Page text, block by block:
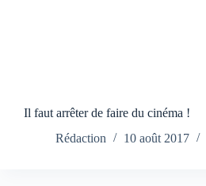
Il faut arrêter de faire du cinéma !
Rédaction
10 août 2017